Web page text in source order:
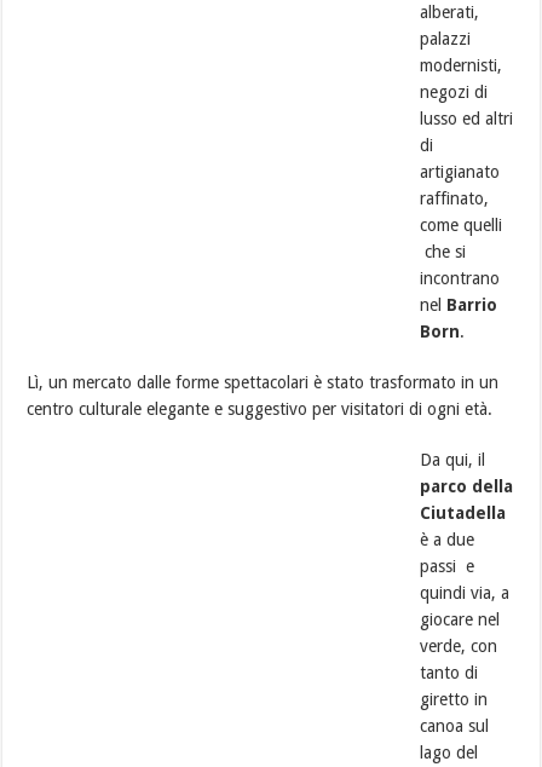
alberati,
palazzi
modernisti,
negozi di
lusso ed altri
di
artigianato
raffinato,
come quelli
che si
incontrano
nel Barrio
Born.
Lì, un mercato dalle forme spettacolari è stato trasformato in un
centro culturale elegante e suggestivo per visitatori di ogni età.
Da qui, il
parco della
Ciutadella
è a due
passi e
quindi via, a
giocare nel
verde, con
tanto di
giretto in
canoa sul
lago del